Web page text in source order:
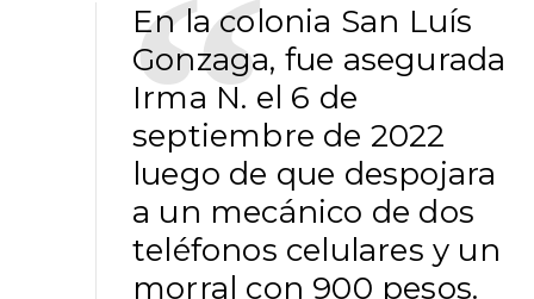
En la colonia San Luís
Gonzaga, fue asegurada
Irma N. el 6 de
septiembre de 2022
luego de que despojara
a un mecánico de dos
teléfonos celulares y un
morral con 900 pesos.